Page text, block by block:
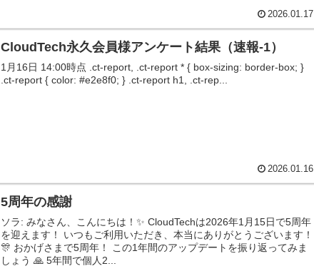
2026.01.17
CloudTech永久会員様アンケート結果（速報-1）
1月16日 14:00時点 .ct-report, .ct-report * { box-sizing: border-box; }
.ct-report { color: #e2e8f0; } .ct-report h1, .ct-rep...
2026.01.16
5周年の感謝
ソラ: みなさん、こんにちは！✨ CloudTechは2026年1月15日で5周年
を迎えます！ いつもご利用いただき、本当にありがとうございます！
🎊 おかげさまで5周年！ この1年間のアップデートを振り返ってみま
しょう 🙏 5年間で個人2...